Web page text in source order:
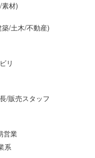
材)
/土木/不動産)
リ
/販売スタッフ
営業
系